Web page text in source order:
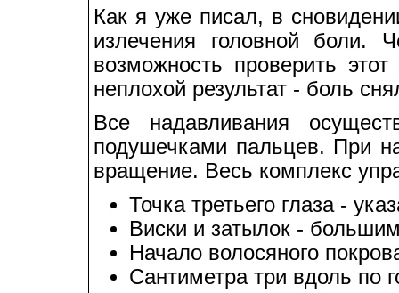
Как я уже писал, в
излечения головной боли.
возможность проверить
неплохой результат - боль
Все надавливания
подушечками пальцев. При
вращение. Весь комплекс
Точка третьего глаза -
Виски и затылок -
Начало волосяного
Сантиметра три вдоль по